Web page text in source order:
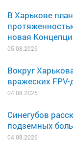
В Харькове
новая
05.08.2026
Вокруг
вражеских
04.08.2026
Синегубов
подземных
04.08.2026